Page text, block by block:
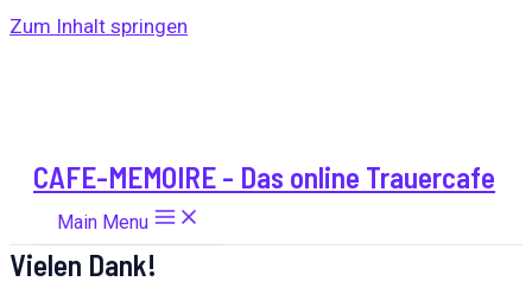
Zum Inhalt springen
CAFE-MEMOIRE - Das online Trauercafe
Main Menu
Vielen Dank!